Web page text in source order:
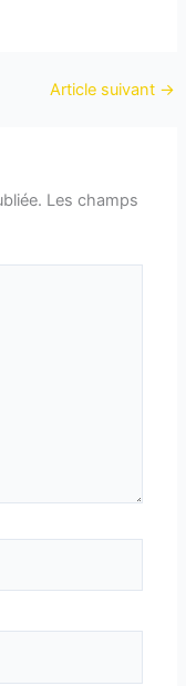
Article suivant →
Les champs